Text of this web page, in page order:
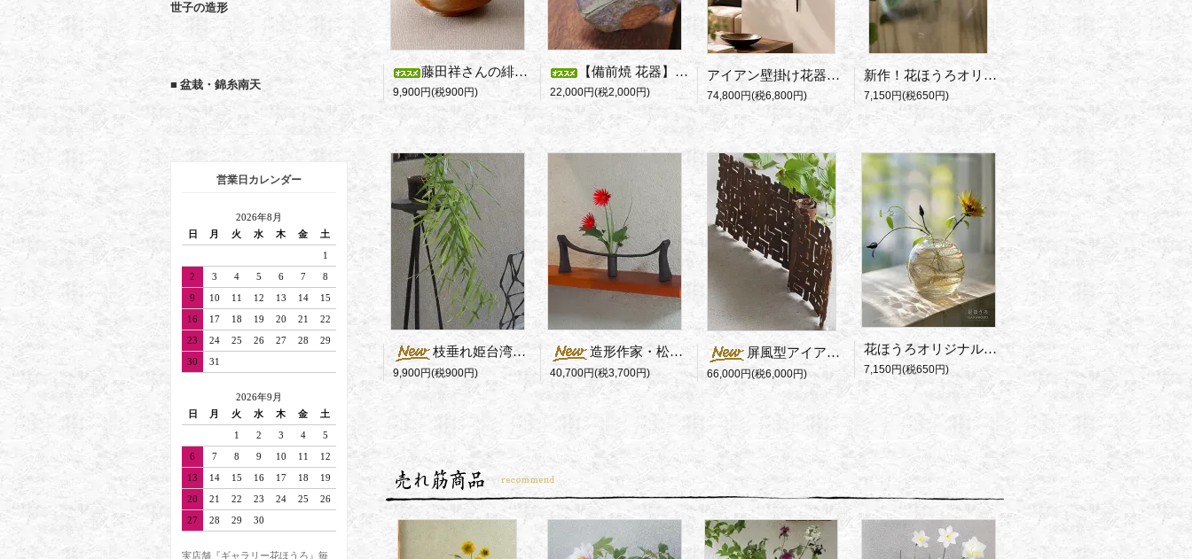
藤田祥さんの緋襷ぐい呑み・変形（大）
9,900円(税900円)
【備前焼 花器】横山直樹 作 モダン備前花入れ cube（一輪挿し・和モダンインテリア）
22,000円(税2,000円)
アイアン壁掛け花器 NewShield
74,800円(税6,800円)
新作！花ほうろオリジナルカラー Izumi
7,150円(税650円)
枝垂れ姫台湾荻の化粧鉢仕立て
9,900円(税900円)
造形作家・松岡信夫の一点物花器/Mstyle
40,700円(税3,700円)
屏風型アイアン花器・SABI
66,000円(税6,000円)
花ほうろオリジナル七色ガラス花器
7,150円(税650円)
世子の造形
■ 盆栽・錦糸南天
営業日カレンダー
2026年8月
日
月 火 水 木 金
土
1
2
3 4 5 6 7
8
9
10 11 12 13 14
15
16
17 18 19 20 21
22
23
24 25 26 27 28
29
30
31
2026年9月
日
月 火 水 木 金
土
1
2 3 4
5
6
7 8 9 10 11
12
13
14 15 16 17 18
19
20
21 22 23 24 25
26
27
28 29 30
実店舗『ギャラリー花ほうろ』毎